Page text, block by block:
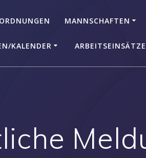
MANNSCHAFTEN
KALENDER